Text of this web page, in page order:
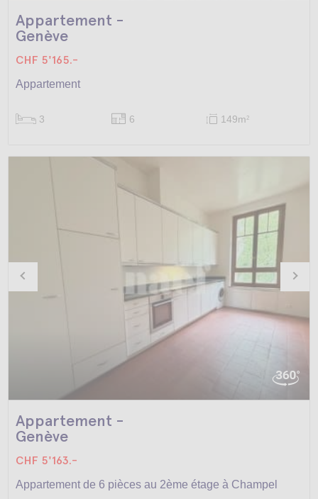
Appartement -
Genève
CHF 5'165.-
Appartement
3 6 149m2
Appartement -
Genève
CHF 5'163.-
Appartement de 6 pièces au 2ème étage à Champel